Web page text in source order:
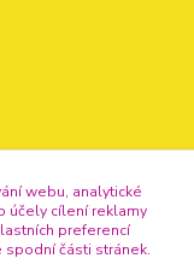
webu, analytické
účely cílení reklamy
preferencí
části stránek.